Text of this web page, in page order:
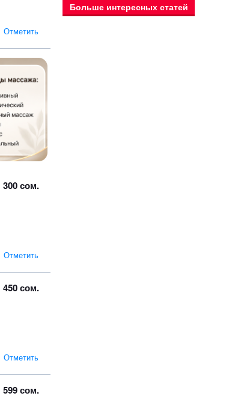
Отметить
300 сом.
Отметить
450 сом.
Отметить
599 сом.
Больше интересных статей